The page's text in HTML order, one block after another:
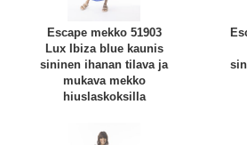
Escape mekko 51903
Lux Ibiza blue kaunis
sininen ihanan tilava ja
mukava mekko
hiuslaskoksilla